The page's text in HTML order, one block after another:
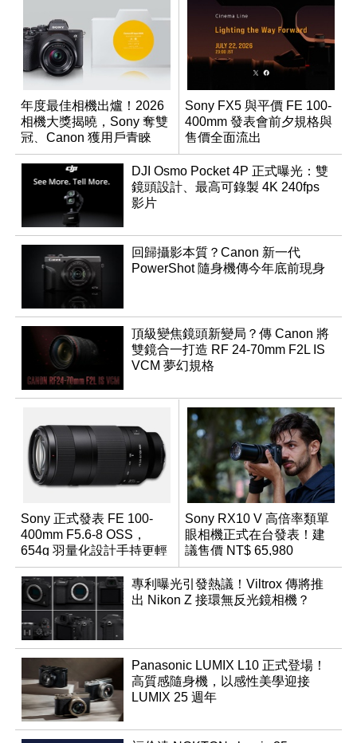
年度最佳相機出爐！2026
相機大獎揭曉，Sony 奪雙
冠、Canon 獲用戶青睞
Sony FX5 與平價 FE 100-
400mm 發表會前夕規格與
售價全面流出
DJI Osmo Pocket 4P 正式曝光：雙
鏡頭設計、最高可錄製 4K 240fps
影片
回歸攝影本質？Canon 新一代
PowerShot 隨身機傳今年底前現身
頂級變焦鏡頭新變局？傳 Canon 將
雙鏡合一打造 RF 24-70mm F2L IS
VCM 夢幻規格
Sony 正式發表 FE 100-
400mm F5.6-8 OSS，
654g 羽量化設計手持更輕
鬆
Sony RX10 V 高倍率類單
眼相機正式在台發表！建
議售價 NT$ 65,980
專利曝光引發熱議！Viltrox 傳將推
出 Nikon Z 接環無反光鏡相機？
Panasonic LUMIX L10 正式登場！
高質感隨身機，以感性美學迎接
LUMIX 25 週年